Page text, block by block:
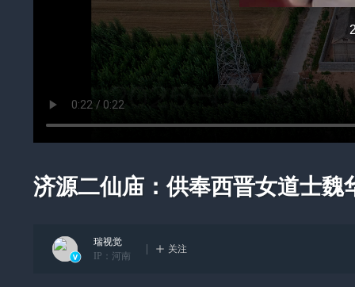
济源二仙庙：供奉西晋女道士魏
瑞视觉
IP： 河南
关注